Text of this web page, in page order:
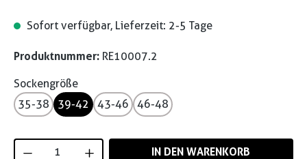
Sofort verfügbar, Lieferzeit: 2-5 Tage
Produktnummer: RE10007.2
Sockengröße
35-38
39-42 43-46 46-48
Produkt Anzahl: Gib den gewünschten
IN DEN WARENKORB